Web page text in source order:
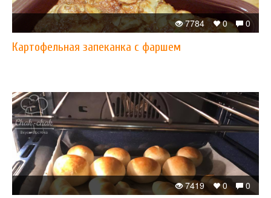
0
0
7784
Картофельная запеканка с фаршем
0
0
7419